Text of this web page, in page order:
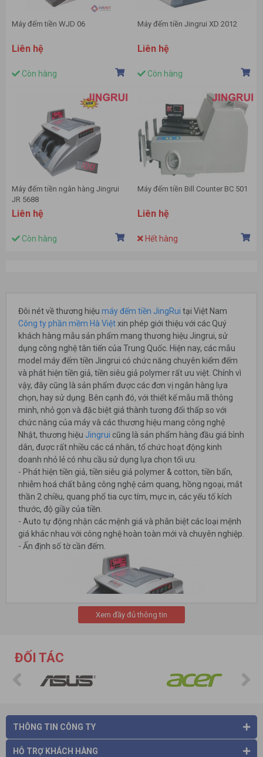
Máy đếm tiền WJD 06
Liên hệ
Còn hàng
Máy đếm tiền Jingrui XD 2012
Liên hệ
Còn hàng
Máy đếm tiền ngân hàng Jingrui
JR 5688
Liên hệ
Còn hàng
Máy đếm tiền Bill Counter BC 501
Liên hệ
Hết hàng
Đôi nét về thương hiệu máy đếm tiền JingRui tại Việt Nam
Công ty phần mềm Hà Việtxin phép giới thiệu với các Quý
khách hàng mẫu sản phẩm mang thương hiệu Jingrui, sử
dụng công nghệ tân tiến của Trung Quốc. Hiện nay, các mẫu
model máy đếm tiền Jingrui có chức năng chuyên kiểm đếm
và phát hiện tiền giả, tiền siêu giả polymer rất ưu việt. Chính vì
vậy, đây cũng là sản phẩm được các đơn vị ngân hàng lựa
chọn, hay sử dụng. Bên cạnh đó, với thiết kế mẫu mã thông
minh, nhỏ gọn và đặc biệt giá thành tương đối thấp so với
chức năng của máy và các thương hiệu mang công nghệ
Nhật, thương hiệu Jingrui cũng là sản phẩm hàng đầu giá bình
dân, được rất nhiều các cá nhân, tổ chức hoạt động kinh
doanh nhỏ lẻ có nhu cầu sử dụng lựa chọn tối ưu.
- Phát hiện tiền giả, tiền siêu giả polymer & cotton, tiền bẩn,
nhiễm hoá chất bằng công nghệ cảm quang, hồng ngoại, mắt
thần 2 chiều, quang phổ tia cực tím, mực in, các yếu tố kích
thước, độ giầy của tiền.
- Auto tự động nhận các mệnh giá và phân biệt các loại mệnh
giá khác nhau với công nghệ hoàn toàn mới và chuyên nghiệp.
- Ấn định số tờ cần đếm.
-Máy đếm tiền Jingrui
dồn, đếm theo mẻ, xoá số và dừng máy tự động, tự động phát
hiện lỗi Eror
dụng.
luôn đổi mới qua cổng PC internet.
Xem đầy đủ thông tin
ĐỐI TÁC
THÔNG TIN CÔNG TY
HỖ TRỢ KHÁCH HÀNG